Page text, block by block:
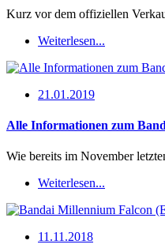
Kurz vor dem offiziellen
Weiterlesen...
21.01.2019
Alle Informationen zum
Wie bereits im November
Weiterlesen...
11.11.2018